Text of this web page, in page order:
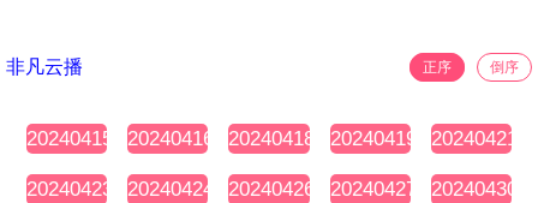
非凡云播 正序 倒序
20240415
期
20240416
期
20240418
期
20240419
期
20240421
期
20240423
20240424
20240426
20240427
20240430